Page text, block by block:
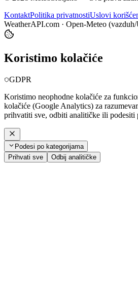
KontaktPolitika privatnostiUslovi
WeatherAPI.com · Open-Meteo
Koristimo kolačiće
GDPR
Koristimo neophodne kolačiće za
kolačiće (Google Analytics) za
prihvatiti sve, odbiti analitičke ili podesiti
Podesi po kategorijama
Prihvati sve
Odbij analitičke